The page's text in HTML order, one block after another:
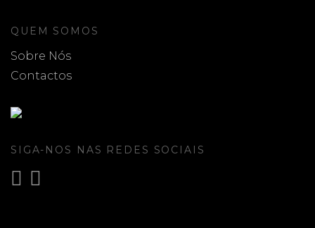
QUEM SOMOS
Sobre Nós
Contactos
SIGA-NOS NAS REDES SOCIAIS